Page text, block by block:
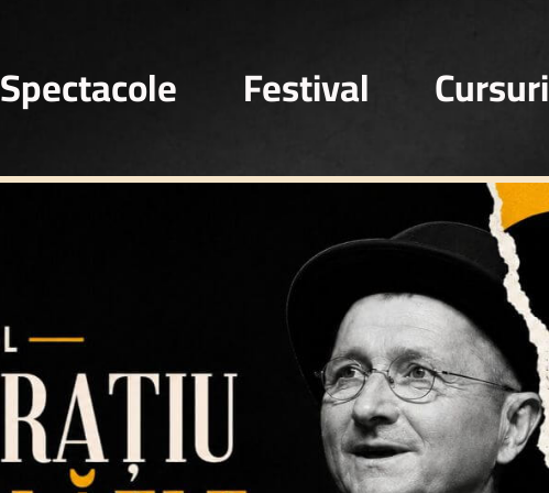
Spectacole Festival Cursuri